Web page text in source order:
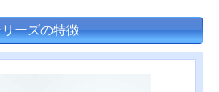
ーズの特徴